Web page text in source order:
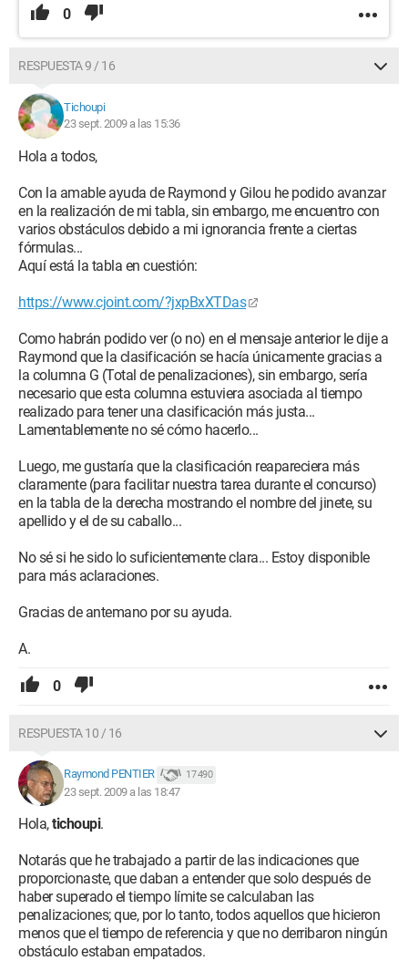
0
RESPUESTA 9 / 16
Tichoupi
23 sept. 2009 a las 15:36
Hola a todos,
Con la amable ayuda de Raymond y Gilou he podido avanzar
en la realización de mi tabla, sin embargo, me encuentro con
varios obstáculos debido a mi ignorancia frente a ciertas
fórmulas...
Aquí está la tabla en cuestión:
https://www.cjoint.com/?jxpBxXTDas
Como habrán podido ver (o no) en el mensaje anterior le dije a
Raymond que la clasificación se hacía únicamente gracias a
la columna G (Total de penalizaciones), sin embargo, sería
necesario que esta columna estuviera asociada al tiempo
realizado para tener una clasificación más justa...
Lamentablemente no sé cómo hacerlo...
Luego, me gustaría que la clasificación reapareciera más
claramente (para facilitar nuestra tarea durante el concurso)
en la tabla de la derecha mostrando el nombre del jinete, su
apellido y el de su caballo...
No sé si he sido lo suficientemente clara... Estoy disponible
para más aclaraciones.
Gracias de antemano por su ayuda.
A.
0
RESPUESTA 10 / 16
Raymond PENTIER 17 490
23 sept. 2009 a las 18:47
Hola,tichoupi.
Notarás que he trabajado a partir de las indicaciones que
proporcionaste, que daban a entender que solo después de
haber superado el tiempo límite se calculaban las
penalizaciones; que, por lo tanto, todos aquellos que hicieron
menos que el tiempo de referencia y que no derribaron ningún
obstáculo estaban empatados.